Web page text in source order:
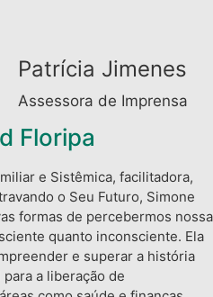
Patrícia Jimenes
Assessora de Imprensa
Floripa
e Sistêmica, facilitadora,
o Seu Futuro, Simone
formas de percebermos nossa
quanto inconsciente. Ela
e superar a história
a liberação de